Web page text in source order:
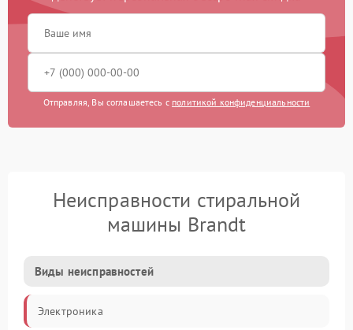
Отправляя, Вы соглашаетесь с политикой конфиденциальности
Неисправности стиральной
машины Brandt
Виды неисправностей
Электроника